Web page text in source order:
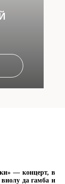
— концерт, в
да гамба и